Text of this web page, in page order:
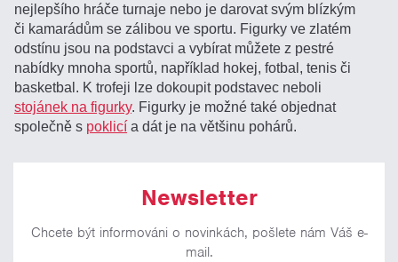
nejlepšího hráče turnaje nebo je darovat svým blízkým
či kamarádům se zálibou ve sportu. Figurky ve zlatém
odstínu jsou na podstavci a vybírat můžete z pestré
nabídky mnoha sportů, například hokej, fotbal, tenis či
basketbal. K trofeji lze dokoupit podstavec neboli
stojánek na figurky. Figurky je možné také objednat
společně s poklicía dát je na většinu pohárů.
Newsletter
Chcete být informováni o novinkách, pošlete nám Váš e-
mail.